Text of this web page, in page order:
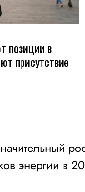
позиции в
присутствие
энергии в